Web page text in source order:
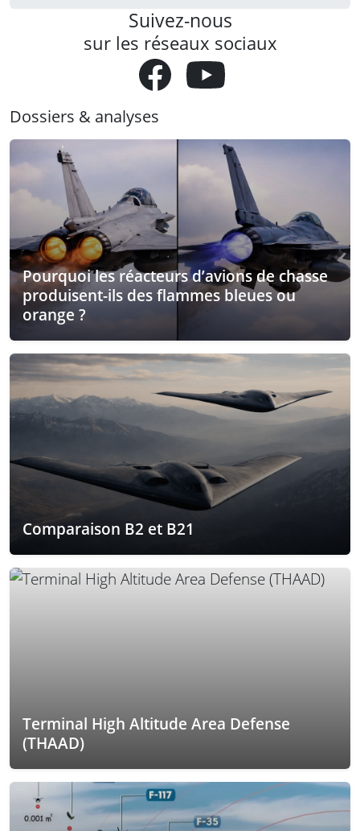
Suivez-nous
sur les réseaux sociaux
Dossiers & analyses
Pourquoi les réacteurs d’avions de chasse
produisent-ils des flammes bleues ou
orange ?
Comparaison B2 et B21
Terminal High Altitude Area Defense
(THAAD)